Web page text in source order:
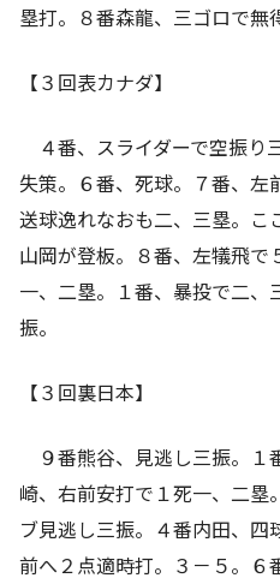
塁打。８番森龍、三ゴロで無
【３回表カナダ】
４番、スライダーで空振り
失策。６番、死球。７番、左
送球逸れなおも二、三塁。こ
山岡が登板。８番、左犠飛で
一、二塁。１番、暴投で二、
振。
【３回裏日本】
９番熊谷、見逃し三振。１
崎、右前安打で１死一、二塁
ブ見逃し三振。４番内田、
前へ２点適時打。３－５。６